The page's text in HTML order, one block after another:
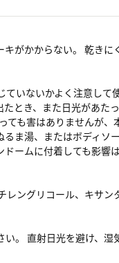
がかからない。 乾き
いないかよく注意して
とき、また日光があた
も害はありませんが
ま湯、またはボディソ
ームに付着しても影響
ングリコール、キサン
。 直射日光を避け、